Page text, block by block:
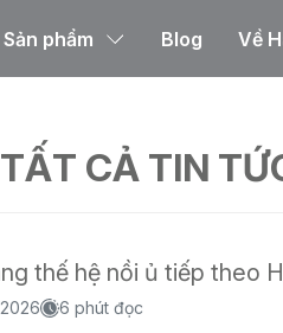
Sản phẩm Blog Về
TẤT CẢ TIN
thế hệ nồi ủ tiếp theo
6 phút đọc